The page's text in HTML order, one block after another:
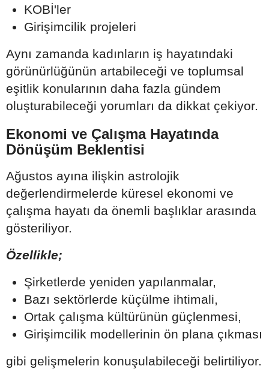
KOBİ'ler
Girişimcilik projeleri
Aynı zamanda kadınların iş hayatındaki
görünürlüğünün artabileceği ve toplumsal
eşitlik konularının daha fazla gündem
oluşturabileceği yorumları da dikkat çekiyor.
Ekonomi ve Çalışma Hayatında
Dönüşüm Beklentisi
Ağustos ayına ilişkin astrolojik
değerlendirmelerde küresel ekonomi ve
çalışma hayatı da önemli başlıklar arasında
gösteriliyor.
Özellikle;
Şirketlerde yeniden yapılanmalar,
Bazı sektörlerde küçülme ihtimali,
Ortak çalışma kültürünün güçlenmesi,
Girişimcilik modellerinin ön plana çıkması
gibi gelişmelerin konuşulabileceği belirtiliyor.